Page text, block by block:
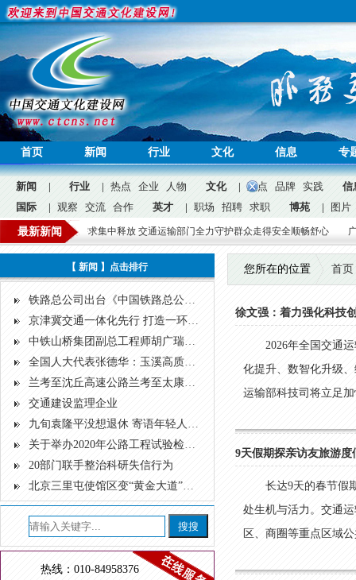
首页 新闻 行业 文化 信息 专
新闻 | 行业 | 热点 企业 人物 文化 | 观点 品牌 实践
信
国际
| 观察 交流 合作 英才 | 职场 招聘 求职 博苑 | 图片
问答
公益
广告
招聘 |
最新新闻
度假出行需求集中释放 交通运输部门全力守护群众走得安全顺畅舒心 广东千余
【 新闻 】点击排行
铁路总公司出台《中国铁路总公司关于规范非控股合资铁路建设项目管理的指导意见》
京津冀交通一体化先行 打造一环六射公路大通道
中铁山桥集团副总工程师胡广瑞荣获“十大桥梁人物”称号
全国人大代表张德华：玉溪高质量发展的基础在交通
兰考至沈丘高速公路兰考至太康段环境影响评价第一次公示
交通建设监理企业
九旬袁隆平没想退休 寄语年轻人：向前看不要向钱看
关于举办2020年公路工程试验检测专业技术人员 职业资格考前培训（精讲班）的通知
20部门联手整治科研失信行为
北京三里屯使馆区变“黄金大道” 最美秋景一定来这里看
热线：010-84958376
您所在的位置 首页
徐文强：着力强化科技
2026年全国交通
化提升、数智化升级
运输部科技司将立足
9天假期探亲访友旅游
长达9天的春节假
处生机与活力。交通
区、商圈等重点区域